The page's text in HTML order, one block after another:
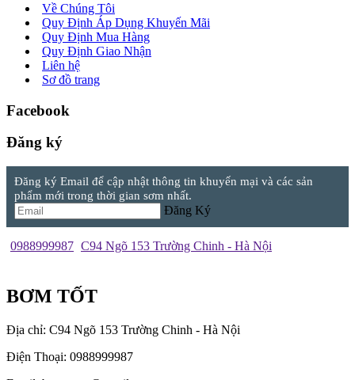
Về Chúng Tôi
Quy Định Áp Dụng Khuyến Mãi
Quy Định Mua Hàng
Quy Định Giao Nhận
Liên hệ
Sơ đồ trang
Facebook
Đăng ký
Đăng ký Email để cập nhật thông tin khuyến mại và các sản
phẩm mới trong thời gian sơm nhất.
Đăng Ký
0988999987 C94 Ngõ 153 Trường Chinh - Hà Nội
BƠM TỐT
Địa chỉ: C94 Ngõ 153 Trường Chinh - Hà Nội
Điện Thoại: 0988999987